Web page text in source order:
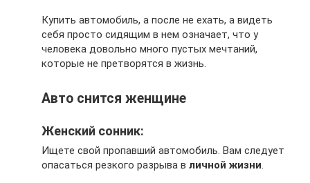
Купить автомобиль, а после не ехать, а видеть
себя просто сидящим в нем означает, что у
человека довольно много пустых мечтаний,
которые не претворятся в жизнь.
Авто снится женщине
Женский сонник:
Ищете свой пропавший автомобиль. Вам следует
опасаться резкого разрыва в личной жизни.